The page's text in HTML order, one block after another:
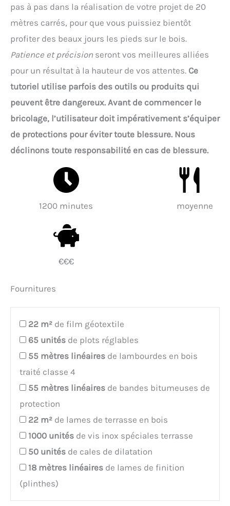
pas à pas dans la réalisation de votre projet de 20
mètres carrés, pour que vous puissiez bientôt
profiter des beaux jours les pieds sur le bois.
Patience et précision seront vos meilleures alliées
pour un résultat à la hauteur de vos attentes. Ce
tutoriel utilise parfois des outils ou produits qui
peuvent être dangereux. Avant de commencer le
bricolage, l’utilisateur doit impérativement s’équiper
de protections pour éviter toute blessure. Nous
déclinons toute responsabilité en cas de blessure.
1200 minutes moyenne
€€€
Fournitures
22 m² de film géotextile
65 unités de plots réglables
55 mètres linéaires de lambourdes en bois
traité classe 4
55 mètres linéaires de bandes bitumeuses de
protection
22 m² de lames de terrasse en bois
1000 unités de vis inox spéciales terrasse
50 unités de cales de dilatation
18 mètres linéaires de lames de finition
(plinthes)